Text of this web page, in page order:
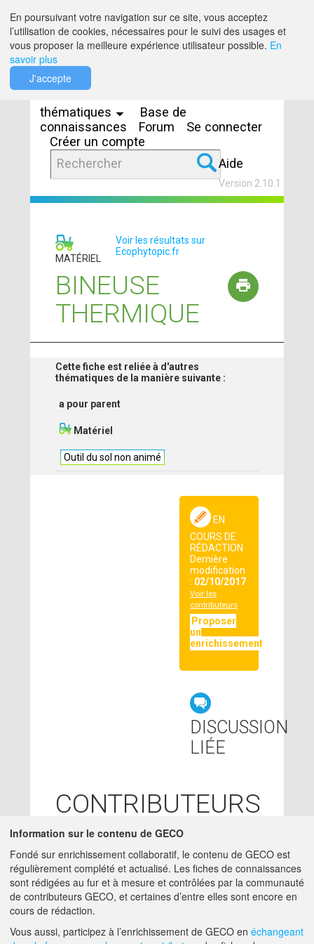
thématiques
Base de
connaissances
Forum
Se connecter
Créer un compte
Aide
Version 2.10.1
MATÉRIEL
Voir les résultats sur
Ecophytopic.fr
BINEUSE
THERMIQUE
Cette fiche est reliée à d'autres
thématiques de la manière suivante :
a pour parent
Matériel
Outil du sol non animé
EN
COURS DE
RÉDACTION
Dernière
modification
: 02/10/2017
Voir les
contributeurs
Proposer
un
enrichissement
DISCUSSION
LIÉE
CONTRIBUTEURS
02/10/2017 LOLA LEVEAU
IRSTEA - CLERMONT-
FERRAND (63000)
ingenieur -
LOLA.LEVEAU@IRSTEA.FR
A PROPOS DE GECO AIDE
En poursuivant votre navigation sur ce site, vous acceptez
l’utilisation de cookies, nécessaires pour le suivi des usages et
vous proposer la meilleure expérience utilisateur possible. En
savoir plus
J'accepte
Information sur le contenu de GECO
Fondé sur enrichissement collaboratif, le contenu de GECO est
régulièrement complété et actualisé. Les fiches de connaissances
sont rédigées au fur et à mesure et contrôlées par la communauté
de contributeurs GECO, et certaines d’entre elles sont encore en
cours de rédaction.
Vous aussi, participez à l’enrichissement de GECO en échangeant